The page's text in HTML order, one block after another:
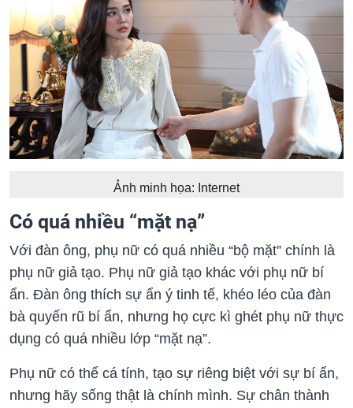
Ảnh minh họa: Internet
Có quá nhiều “mặt nạ”
Với đàn ông, phụ nữ có quá nhiều “bộ mặt” chính là
phụ nữ giả tạo. Phụ nữ giả tạo khác với phụ nữ bí
ẩn. Đàn ông thích sự ẩn ý tinh tế, khéo léo của đàn
bà quyến rũ bí ẩn, nhưng họ cực kì ghét phụ nữ thực
dụng có quá nhiều lớp “mặt nạ”.
Phụ nữ có thể cá tính, tạo sự riêng biệt với sự bí ẩn,
nhưng hãy sống thật là chính mình. Sự chân thành